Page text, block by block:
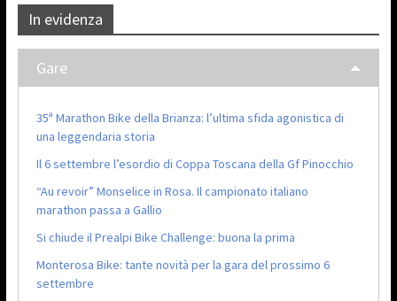
In evidenza
Gare
35ª Marathon Bike della Brianza: l’ultima sfida agonistica di
una leggendaria storia
Il 6 settembre l’esordio di Coppa Toscana della Gf Pinocchio
“Au revoir” Monselice in Rosa. Il campionato italiano
marathon passa a Gallio
Si chiude il Prealpi Bike Challenge: buona la prima
Monterosa Bike: tante novità per la gara del prossimo 6
settembre